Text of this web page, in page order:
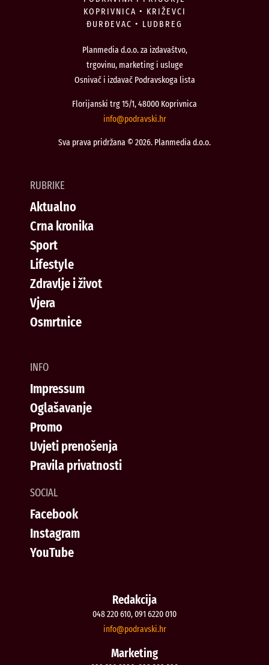
KOPRIVNICA • KRIŽEVCI
ĐURĐEVAC • LUDBREG
Planmedia d.o.o. za izdavaštvo,
trgovinu, marketing i usluge
Osnivač i izdavač Podravskoga lista
Florijanski trg 15/1, 48000 Koprivnica
rh.iksvardop
@ofni
Sva prava pridržana © 2026. Planmedia d.o.o.
RUBRIKE
Aktualno
Crna kronika
Sport
Lifestyle
Zdravlje i život
Vjera
Osmrtnice
INFO
Impressum
Oglašavanje
Promo
Uvjeti prenošenja
Pravila privatnosti
SOCIAL
Facebook
Instagram
YouTube
Redakcija
048 220 610, 091 6220 010
rh.iksvardop
@ofni
Marketing